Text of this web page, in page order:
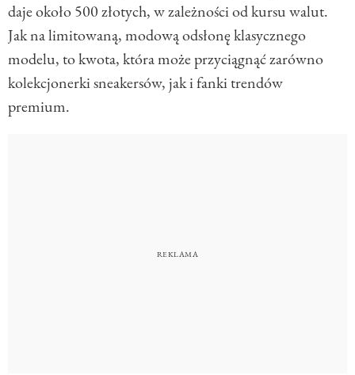
daje około 500 złotych, w zależności od kursu walut.
Jak na limitowaną, modową odsłonę klasycznego
modelu, to kwota, która może przyciągnąć zarówno
kolekcjonerki sneakersów, jak i fanki trendów
premium.